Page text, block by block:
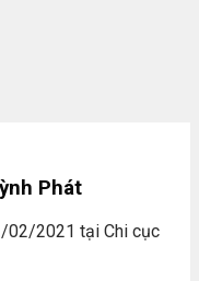
Phát
02/2021 tại Chi cục